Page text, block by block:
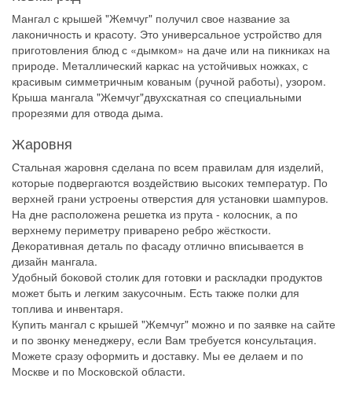
Мангал с крышей "Жемчуг" получил свое название за
лаконичность и красоту. Это универсальное устройство для
приготовления блюд с «дымком» на даче или на пикниках на
природе. Металлический каркас на устойчивых ножках, с
красивым симметричным кованым (ручной работы), узором.
Крыша мангала "Жемчуг"двухскатная со специальными
прорезями для отвода дыма.
Жаровня
Стальная жаровня сделана по всем правилам для изделий,
которые подвергаются воздействию высоких температур. По
верхней грани устроены отверстия для установки шампуров.
На дне расположена решетка из прута - колосник, а по
верхнему периметру приварено ребро жёсткости.
Декоративная деталь по фасаду отлично вписывается в
дизайн мангала.
Удобный боковой столик для готовки и раскладки продуктов
может быть и легким закусочным. Есть также полки для
топлива и инвентаря.
Купить мангал с крышей "Жемчуг" можно и по заявке на сайте
и по звонку менеджеру, если Вам требуется консультация.
Можете сразу оформить и доставку. Мы ее делаем и по
Москве и по Московской области.